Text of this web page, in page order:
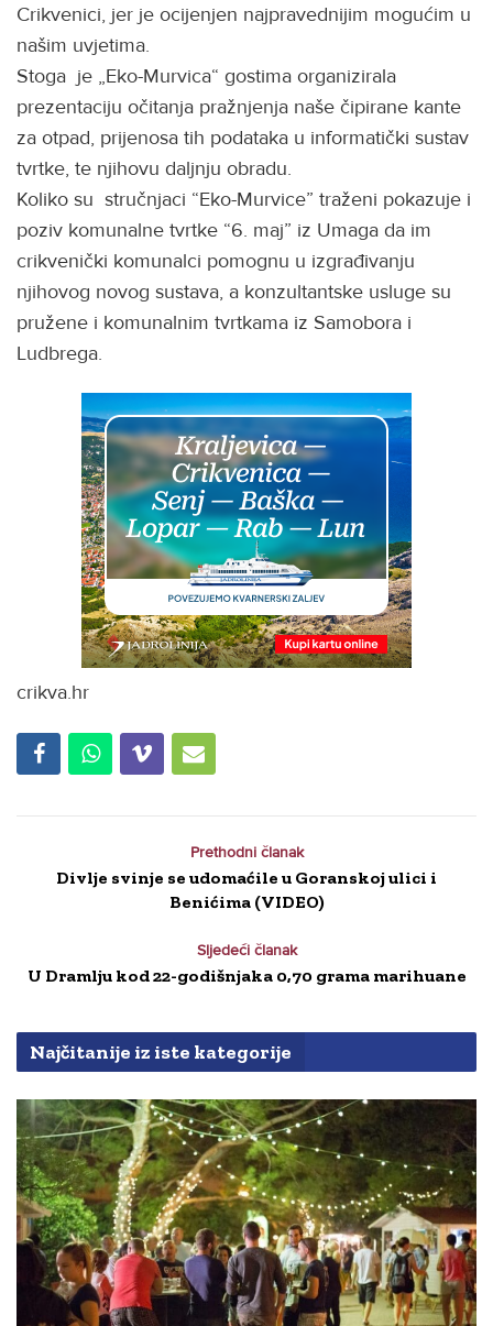
Crikvenici, jer je ocijenjen najpravednijim mogućim u
našim uvjetima.
Stoga je „Eko-Murvica“ gostima organizirala
prezentaciju očitanja pražnjenja naše čipirane kante
za otpad, prijenosa tih podataka u informatički sustav
tvrtke, te njihovu daljnju obradu.
Koliko su stručnjaci “Eko-Murvice” traženi pokazuje i
poziv komunalne tvrtke “6. maj” iz Umaga da im
crikvenički komunalci pomognu u izgrađivanju
njihovog novog sustava, a konzultantske usluge su
pružene i komunalnim tvrtkama iz Samobora i
Ludbrega.
crikva.hr
Prethodni članak
Divlje svinje se udomaćile u Goranskoj ulici i
Benićima (VIDEO)
Sljedeći članak
U Dramlju kod 22-godišnjaka 0,70 grama marihuane
Najčitanije iz iste kategorije